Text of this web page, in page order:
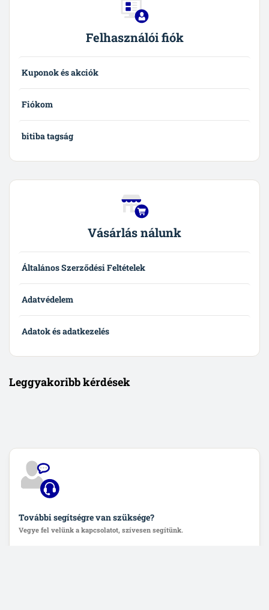
Felhasználói fiók
Kuponok és akciók
Fiókom
bitiba tagság
Vásárlás nálunk
Általános Szerződési Feltételek
Adatvédelem
Adatok és adatkezelés
Leggyakoribb kérdések
További segítségre van szüksége?
Vegye fel velünk a kapcsolatot, szívesen segítünk.